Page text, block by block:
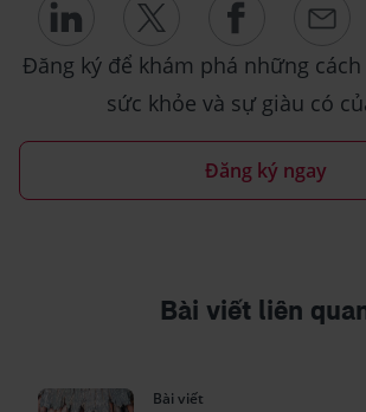
Đăng ký để khám phá những
sức khỏe và sự giàu có
Đăng ký ngay
Bài viết liên
Bài viết